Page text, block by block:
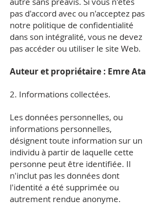
pas d'accord avec ou n'acceptez pas
notre politique de confidentialité
dans son intégralité, vous ne devez
pas accéder ou utiliser le site Web.
Auteur et propriétaire : Emre Ata
2. Informations collectées.
Les données personnelles, ou
informations personnelles,
désignent toute information sur un
individu à partir de laquelle cette
personne peut être identifiée. Il
n'inclut pas les données dont
l'identité a été supprimée ou
autrement rendue anonyme.